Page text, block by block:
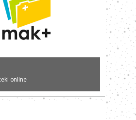
Lubelska Biblioteka Wirtualna